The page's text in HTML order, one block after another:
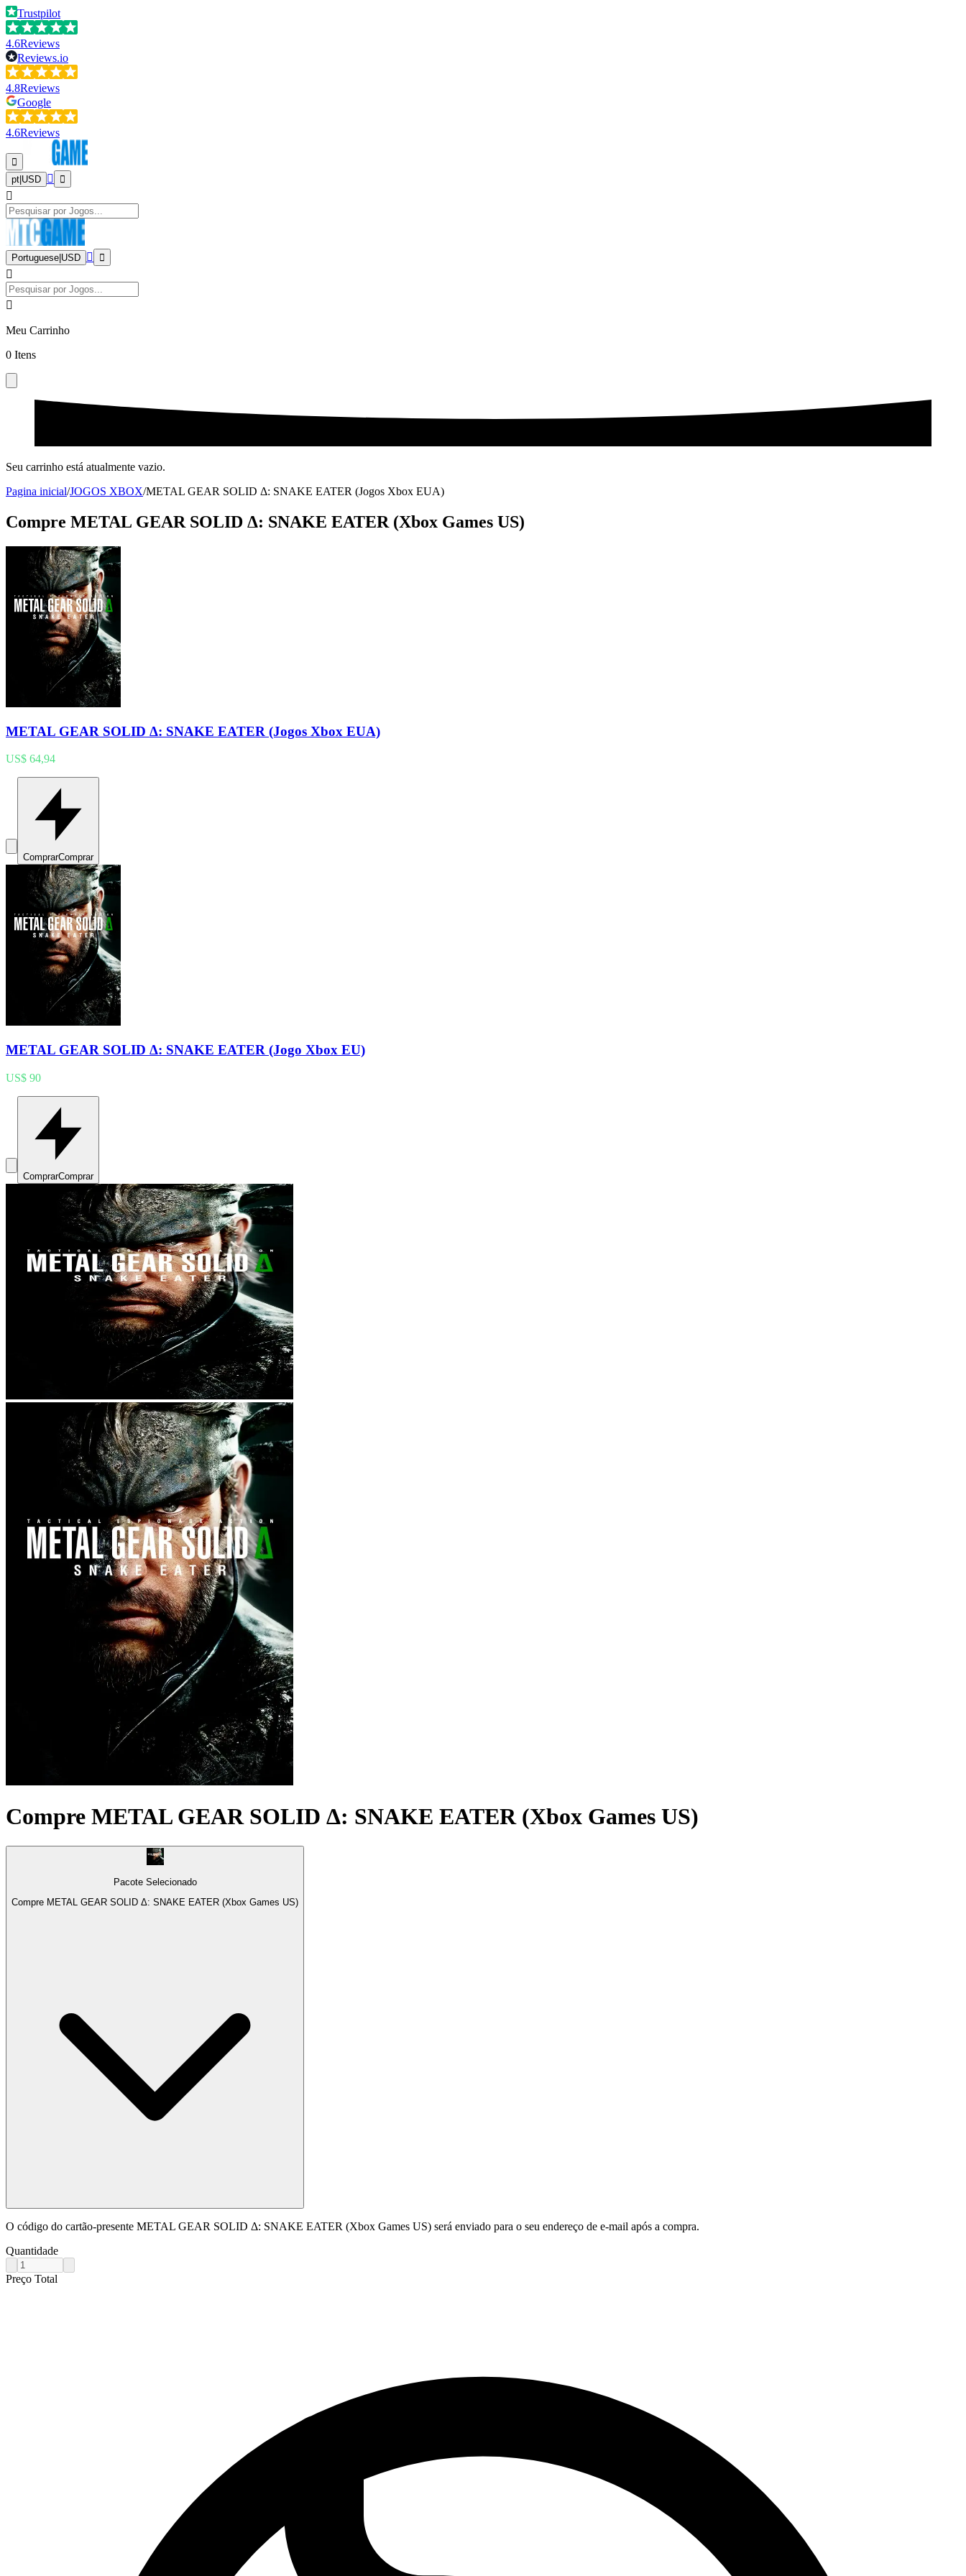
Trustpilot
4.6Reviews
Reviews.io
4.8Reviews
Google
4.6Reviews
pt USD
Portuguese USD
Meu Carrinho
0 Itens
Seu carrinho está atualmente vazio.
Pagina inicial/JOGOS XBOX/METAL GEAR SOLID Δ: SNAKE EATER (Jogos Xbox EUA)
Compre METAL GEAR SOLID Δ: SNAKE EATER (Xbox Games US)
METAL GEAR SOLID Δ: SNAKE EATER (Jogos Xbox EUA)
US$ 64,94
ComprarComprar
METAL GEAR SOLID Δ: SNAKE EATER (Jogo Xbox EU)
US$ 90
ComprarComprar
Compre METAL GEAR SOLID Δ: SNAKE EATER (Xbox Games US)
Pacote Selecionado
Compre METAL GEAR SOLID Δ: SNAKE EATER (Xbox Games US)
O código do cartão-presente METAL GEAR SOLID Δ: SNAKE EATER (Xbox Games US) será enviado para o seu endereço de e-mail após a compra.
Quantidade
Preço Total